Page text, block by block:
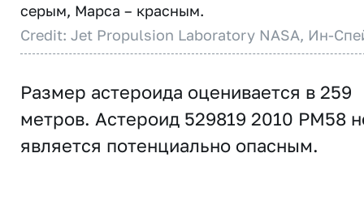
серым, Марса – красным.
Credit: Jet Propulsion Laboratory NASA, Ин-
Размер астероида оценивается в 259
метров. Астероид 529819 2010 PM58
является потенциально опасным.